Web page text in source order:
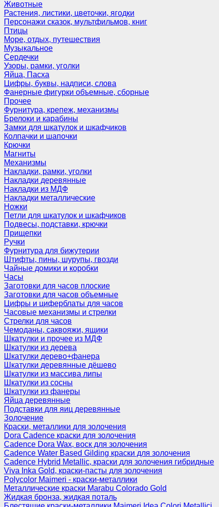
Животные
Растения, листики, цветочки, ягодки
Персонажи сказок, мультфильмов, книг
Птицы
Море, отдых, путешествия
Музыкальное
Сердечки
Узоры, рамки, уголки
Яйца, Пасха
Цифры, буквы, надписи, слова
Фанерные фигурки объемные, сборные
Прочее
Фурнитура, крепеж, механизмы
Брелоки и карабины
Замки для шкатулок и шкафчиков
Колпачки и шапочки
Крючки
Магниты
Механизмы
Накладки, рамки, уголки
Накладки деревянные
Накладки из МДФ
Накладки металлические
Ножки
Петли для шкатулок и шкафчиков
Подвесы, подставки, крючки
Прищепки
Ручки
Фурнитура для бижутерии
Штифты, пины, шурупы, гвозди
Чайные домики и коробки
Часы
Заготовки для часов плоские
Заготовки для часов объемные
Цифры и циферблаты для часов
Часовые механизмы и стрелки
Стрелки для часов
Чемоданы, саквояжи, ящики
Шкатулки и прочее из МДФ
Шкатулки из дерева
Шкатулки дерево+фанера
Шкатулки деревянные дёшево
Шкатулки из массива липы
Шкатулки из сосны
Шкатулки из фанеры
Яйца деревянные
Подставки для яиц деревянные
Золочение
Краски, металлики для золочения
Dora Cadence краски для золочения
Cadence Dora Wax, воск для золочения
Cadence Water Based Gilding краски для золочения
Cadence Hybrid Metallic, краски для золочения гибридные
Viva Inka Gold, краски-пасты для золочения
Polycolor Maimeri - краски-металлики
Металлические краски Marabu Colorado Gold
Жидкая бронза, жидкая поталь